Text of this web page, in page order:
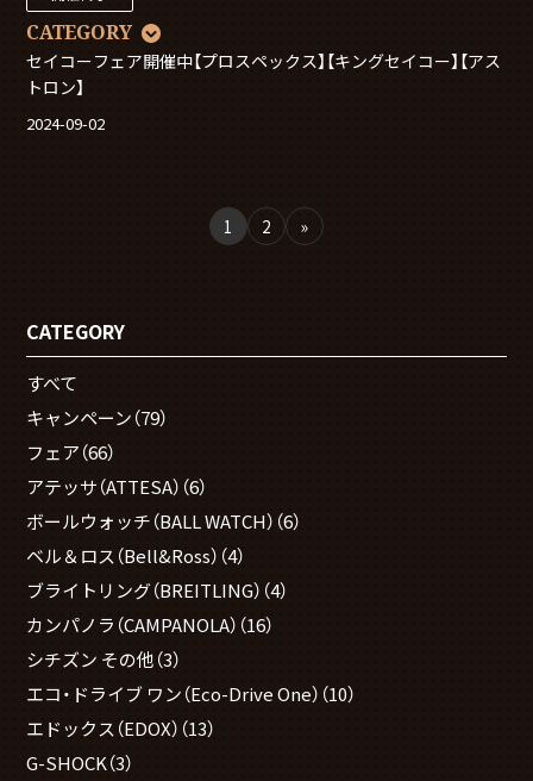
CATEGORY
セイコーフェア開催中【プロスペックス】【キングセイコー】【アス
トロン】
2024-09-02
1 2 »
CATEGORY
すべて
キャンペーン（79）
フェア（66）
アテッサ（ATTESA） （6）
ボールウォッチ（BALL WATCH） （6）
ベル＆ロス（Bell&Ross） （4）
ブライトリング（BREITLING） （4）
カンパノラ（CAMPANOLA） （16）
シチズン その他（3）
エコ・ドライブ ワン（Eco-Drive One） （10）
エドックス（EDOX） （13）
G-SHOCK（3）